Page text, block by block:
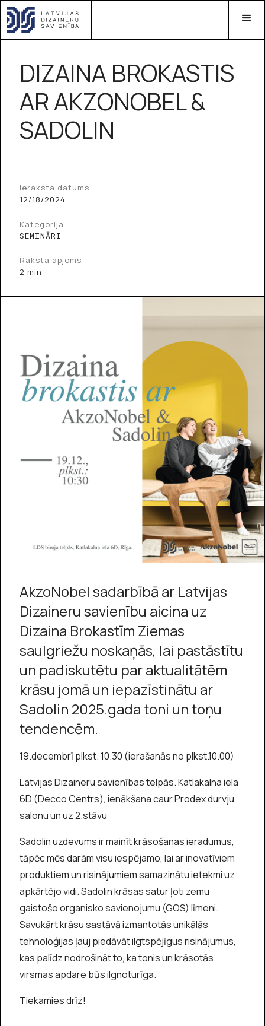
DIZAINA BROKASTIS
AR AKZONOBEL &
SADOLIN
Ieraksta datums
12/18/2024
Kategorija
SEMINĀRI
Raksta apjoms
2 min
AkzoNobel sadarbībā ar Latvijas
Dizaineru savienību aicina uz
Dizaina Brokastīm Ziemas
saulgriežu noskaņās, lai pastāstītu
un padiskutētu par aktualitātēm
krāsu jomā un iepazīstinātu ar
Sadolin 2025.gada toni un toņu
tendencēm.
19.decembrī plkst. 10.30 (ierašanās no plkst.10.00)
Latvijas Dizaineru savienības telpās. Katlakalna iela
6D (Decco Centrs), ienākšana caur Prodex durvju
salonu un uz 2.stāvu
Sadolin uzdevums ir mainīt krāsošanas ieradumus,
tāpēc mēs darām visu iespējamo, lai ar inovatīviem
produktiem un risinājumiem samazinātu ietekmi uz
apkārtējo vidi. Sadolin krāsas satur ļoti zemu
gaistošo organisko savienojumu (GOS) līmeni.
Savukārt krāsu sastāvā izmantotās unikālās
tehnoloģijas ļauj piedāvāt ilgtspējīgus risinājumus,
kas palīdz nodrošināt to, ka tonis un krāsotās
virsmas apdare būs ilgnoturīga.
Tiekamies drīz!